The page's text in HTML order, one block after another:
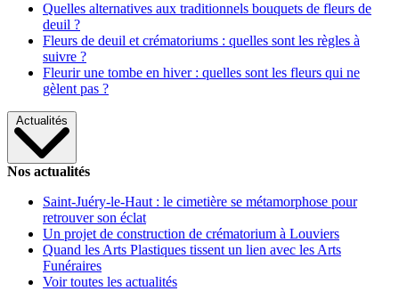
Quelles alternatives aux traditionnels bouquets de fleurs de
deuil ?
Fleurs de deuil et crématoriums : quelles sont les règles à
suivre ?
Fleurir une tombe en hiver : quelles sont les fleurs qui ne
gèlent pas ?
Actualités
Nos actualités
Saint-Juéry-le-Haut : le cimetière se métamorphose pour
retrouver son éclat
Un projet de construction de crématorium à Louviers
Quand les Arts Plastiques tissent un lien avec les Arts
Funéraires
Voir toutes les actualités